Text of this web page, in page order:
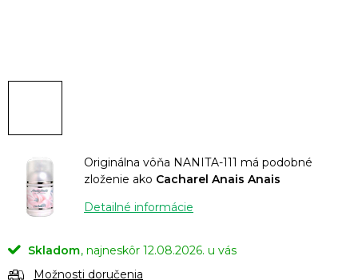
Originálna vôňa NANITA-111 má podobné
zloženie ako Cacharel Anais Anais
Detailné informácie
Skladom
12.08.2026.
Možnosti doručenia